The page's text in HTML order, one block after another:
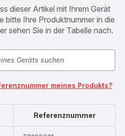
dieser Artikel mit Ihrem Gerät
bitte Ihre Produktnummer in die
sehen Sie in der Tabelle nach.
meines Produkts?
Referenznummer